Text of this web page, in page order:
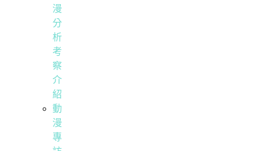
漫
分
析
考
察
介
紹
動
漫
專